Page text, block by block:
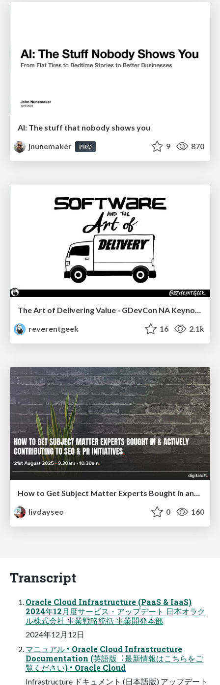
AI: The stuff that nobody shows you
jnunemaker
PRO 9 870
The Art of Delivering Value - GDevCon NA Keynote
reverentgeek
16 2.1k
livdayseo
0 160
Transcript
Oracle Cloud Infrastructure (PaaS & IaaS)
2024年12⽉度サービス・アップデート ⽇本オラク
ル株式会社 事業戦略統括 事業開発本部
2024年12⽉12⽇
マニュアル • Oracle Cloud Infrastructure
Documentation (英語版︓最新情報はこちらをご
覧ください) • Oracle Cloud
Infrastructure ドキュメント (⽇本語版) アップデート